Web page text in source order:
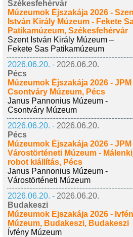
Székesfehérvár
Múzeumok Éjszakája 2026 -
István Király Múzeum - Fekete
Patikamúzeum, Székesfehérvár
Szent István Király Múzeum –
Fekete Sas Patikamúzeum
2026.06.20. - 2026.06.20.
Pécs
Múzeumok Éjszakája 2026 - JPM
Csontváry Múzeum, Pécs
Janus Pannonius Múzeum -
Csontváry Múzeum
2026.06.20. - 2026.06.20.
Pécs
Múzeumok Éjszakája 2026 - JPM
Várostörténeti Múzeum -
robot kiállítás, Pécs
Janus Pannonius Múzeum -
Várostörténeti Múzeum
2026.06.20. - 2026.06.20.
Budakeszi
Múzeumok Éjszakája 2026 -
Múzeum, Budakeszi, Budakeszi
Ívfény Múzeum